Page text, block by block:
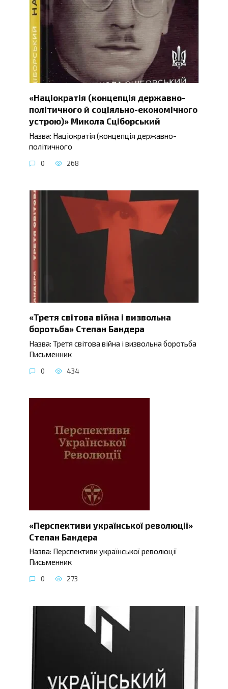
«Націократія (концепція державно-
політичного й соціяльно-економічного
устрою)» Микола Сціборський
Назва: Націократія (концепція державно-
політичного
0 268
«Третя світова війна і визвольна
боротьба» Степан Бандера
Назва: Третя світова війна і визвольна боротьба
Письменник
0 434
«Перспективи української революції»
Степан Бандера
Назва: Перспективи української революції
Письменник
0 273